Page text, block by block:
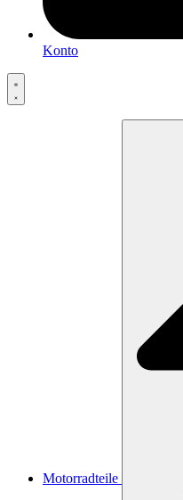
Konto
Motorradteile